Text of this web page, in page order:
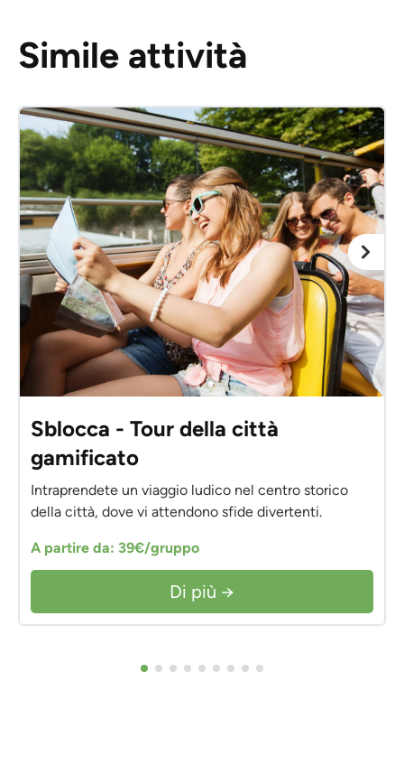
Simile attività
Sblocca - Tour della città
gamificato
Intraprendete un viaggio ludico nel centro storico
della città, dove vi attendono sfide divertenti.
A partire da: 39€/gruppo
Di più →